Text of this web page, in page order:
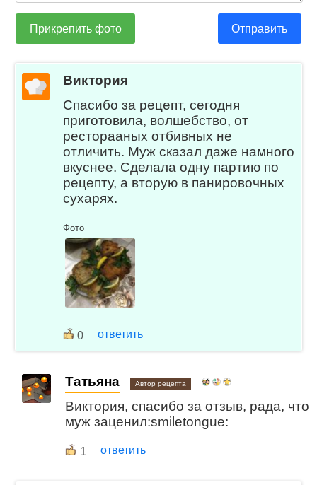
Прикрепить фото Отправить
Виктория
Спасибо за рецепт, сегодня
приготовила, волшебство, от
ресторааных отбивных не
отличить. Муж сказал даже намного
вкуснее. Сделала одну партию по
рецепту, а вторую в панировочных
сухарях.
Фото
0 ответить
Татьяна Автор рецепта
Виктория, спасибо за отзыв, рада, что
муж заценил:smiletongue:
1 ответить